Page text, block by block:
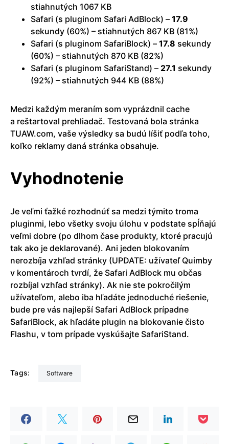
stiahnutých 1067 KB
Safari (s pluginom Safari AdBlock) – 17.9
sekundy (60%) – stiahnutých 867 KB (81%)
Safari (s pluginom SafariBlock) – 17.8 sekundy
(60%) – stiahnutých 870 KB (82%)
Safari (s pluginom SafariStand) – 27.1 sekundy
(92%) – stiahnutých 944 KB (88%)
Medzi každým meraním som vyprázdnil cache
a reštartoval prehliadač. Testovaná bola stránka
TUAW.com, vaše výsledky sa budú líšiť podľa toho,
koľko reklamy daná stránka obsahuje.
Vyhodnotenie
Je veľmi ťažké rozhodnúť sa medzi týmito troma
pluginmi, lebo všetky svoju úlohu v podstate spĺňajú
veľmi dobre (po dlhom čase produkty, ktoré pracujú
tak ako je deklarované). Ani jeden blokovaním
nerozbíja vzhľad stránky (UPDATE: užívateľ Quimby
v komentároch tvrdí, že Safari AdBlock mu občas
rozbíjal vzhľad stránky). Ak nie ste pokročilým
užívateľom, alebo iba hľadáte jednoduché riešenie,
bude pre vás najlepší Safari AdBlock prípadne
SafariBlock, ak hľadáte plugin na blokovanie čisto
Flashu, v tom prípade vyskúšajte SafariStand.
Tags: Software